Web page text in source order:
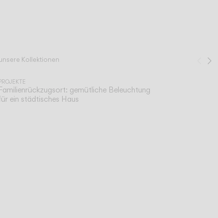
Kollektionen
gemütliche Beleuchtung
ein städtisches Haus